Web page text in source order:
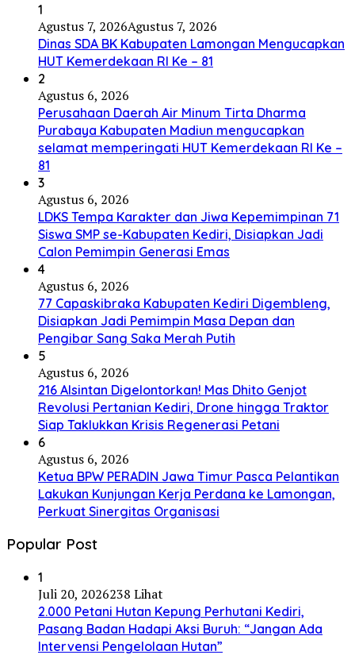
1
Agustus 7, 2026Agustus 7, 2026
Dinas SDA BK Kabupaten Lamongan Mengucapkan
HUT Kemerdekaan RI Ke – 81
2
Agustus 6, 2026
Perusahaan Daerah Air Minum Tirta Dharma
Purabaya Kabupaten Madiun mengucapkan
selamat memperingati HUT Kemerdekaan RI Ke –
81
3
Agustus 6, 2026
LDKS Tempa Karakter dan Jiwa Kepemimpinan 71
Siswa SMP se-Kabupaten Kediri, Disiapkan Jadi
Calon Pemimpin Generasi Emas
4
Agustus 6, 2026
77 Capaskibraka Kabupaten Kediri Digembleng,
Disiapkan Jadi Pemimpin Masa Depan dan
Pengibar Sang Saka Merah Putih
5
Agustus 6, 2026
216 Alsintan Digelontorkan! Mas Dhito Genjot
Revolusi Pertanian Kediri, Drone hingga Traktor
Siap Taklukkan Krisis Regenerasi Petani
6
Agustus 6, 2026
Ketua BPW PERADIN Jawa Timur Pasca Pelantikan
Lakukan Kunjungan Kerja Perdana ke Lamongan,
Perkuat Sinergitas Organisasi
Popular Post
1
Juli 20, 2026238 Lihat
2.000 Petani Hutan Kepung Perhutani Kediri,
Pasang Badan Hadapi Aksi Buruh: “Jangan Ada
Intervensi Pengelolaan Hutan”